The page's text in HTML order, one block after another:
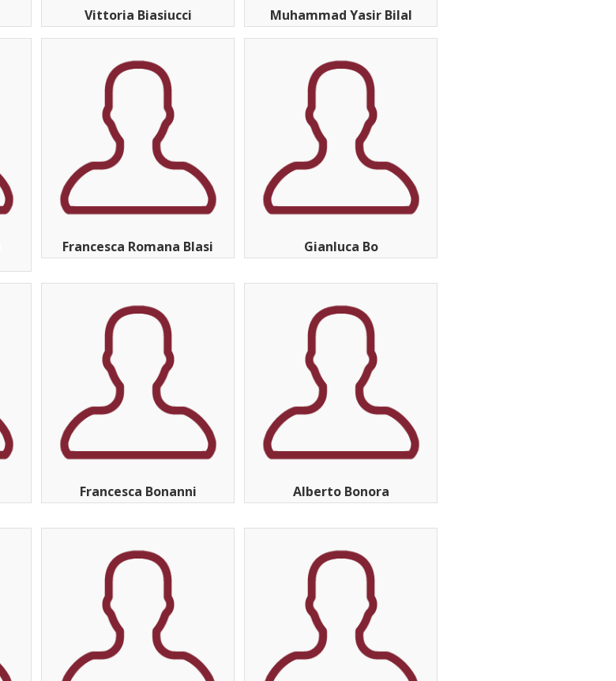
Vittoria Biasiucci Muhammad Yasir Bilal
Francesca Romana Blasi Gianluca Bo
Francesca Bonanni Alberto Bonora